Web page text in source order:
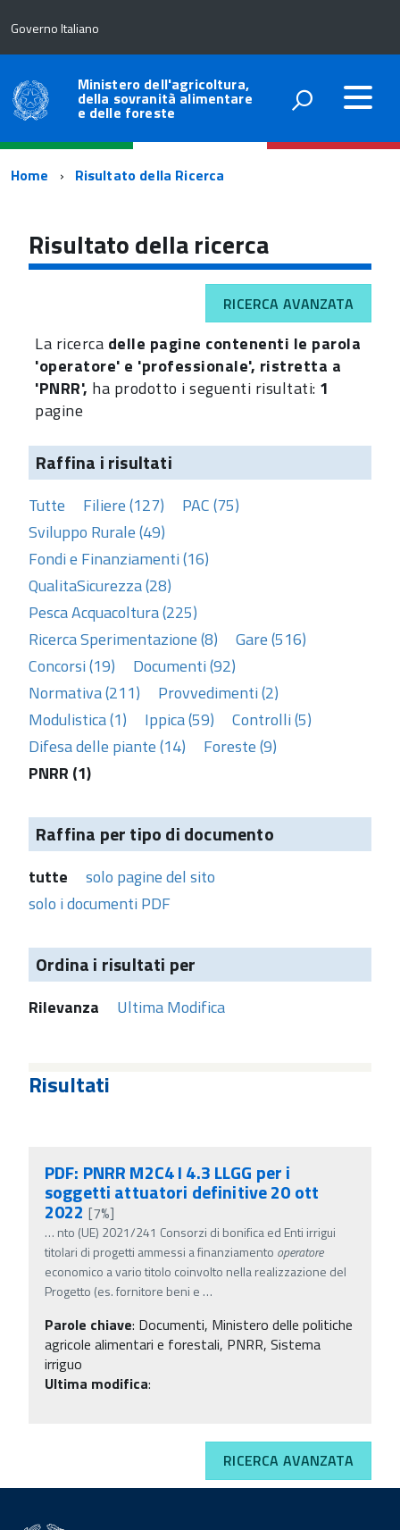
Governo Italiano
Ministero dell'agricoltura,
della sovranità alimentare
e delle foreste
Percorso
navigazione
Home Risultato della Ricerca
Risultato della ricerca
RICERCA AVANZATA
La ricerca delle pagine contenenti le parola
'operatore' e 'professionale', ristretta a
'PNRR', ha prodotto i seguenti risultati: 1
pagine
Raffina i risultati
Tutte Filiere (127)
PAC (75)
Sviluppo Rurale (49)
Fondi e Finanziamenti (16)
QualitaSicurezza (28)
Pesca Acquacoltura (225)
Ricerca Sperimentazione (8)
Gare (516)
Concorsi (19)
Documenti (92)
Normativa (211)
Provvedimenti (2)
Modulistica (1)
Ippica (59)
Controlli (5)
Difesa delle piante (14)
Foreste (9)
PNRR (1)
Raffina per tipo di documento
tutte
solo pagine del sito
solo i documenti PDF
Ordina i risultati per
Rilevanza Ultima Modifica
Risultati
PDF: PNRR M2C4 I 4.3 LLGG per i
soggetti attuatori definitive 20 ott
2022 [7%]
… nto (UE) 2021/241 Consorzi di bonifica ed Enti irrigui
titolari di progetti ammessi a finanziamento operatore
economico a vario titolo coinvolto nella realizzazione del
Progetto (es. fornitore beni e …
Parole chiave: Documenti, Ministero delle politiche
agricole alimentari e forestali, PNRR, Sistema
irriguo
Ultima modifica:
RICERCA AVANZATA